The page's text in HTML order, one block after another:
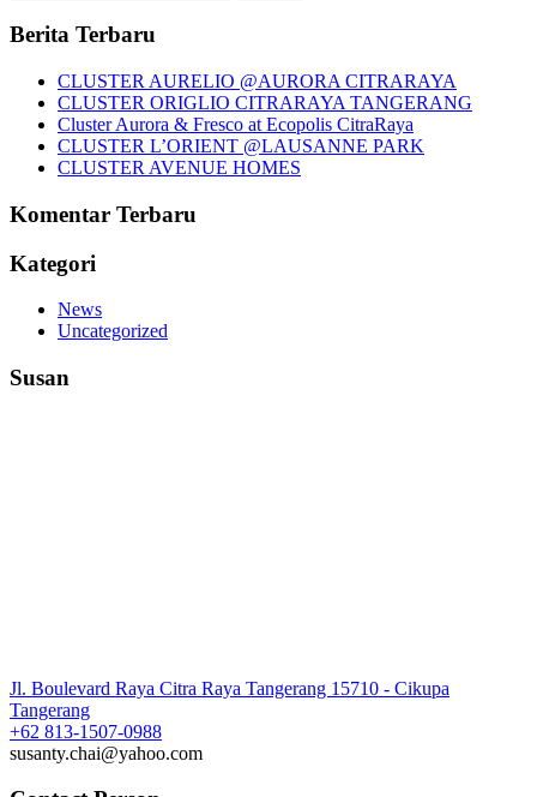
Berita Terbaru
CLUSTER AURELIO @AURORA CITRARAYA
CLUSTER ORIGLIO CITRARAYA TANGERANG
Cluster Aurora & Fresco at Ecopolis CitraRaya
CLUSTER L’ORIENT @LAUSANNE PARK
CLUSTER AVENUE HOMES
Komentar Terbaru
Kategori
News
Uncategorized
Susan
Jl. Boulevard Raya Citra Raya Tangerang 15710 - Cikupa
Tangerang
+62 813-1507-0988
susanty.chai@yahoo.com